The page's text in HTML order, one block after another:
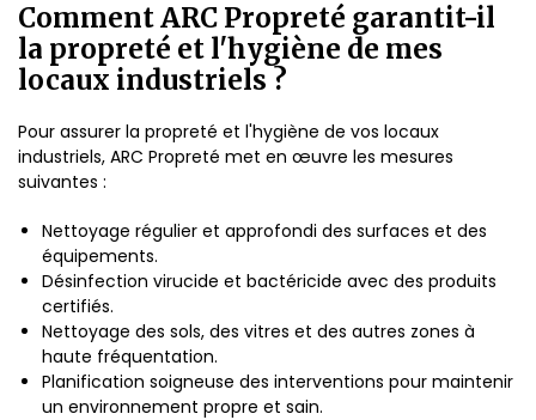
Comment ARC Propreté garantit-il
la propreté et l'hygiène de mes
locaux industriels ?
Pour assurer la propreté et l'hygiène de vos locaux
industriels, ARC Propreté met en œuvre les mesures
suivantes :
Nettoyage régulier et approfondi des surfaces et des
équipements.
Désinfection virucide et bactéricide avec des produits
certifiés.
Nettoyage des sols, des vitres et des autres zones à
haute fréquentation.
Planification soigneuse des interventions pour maintenir
un environnement propre et sain.